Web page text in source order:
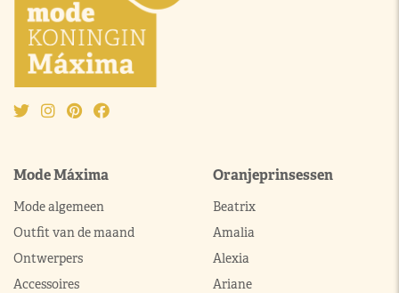
Mode Máxima
Mode algemeen
Outfit van de maand
Ontwerpers
Accessoires
Oranjeprinsessen
Beatrix
Amalia
Alexia
Ariane